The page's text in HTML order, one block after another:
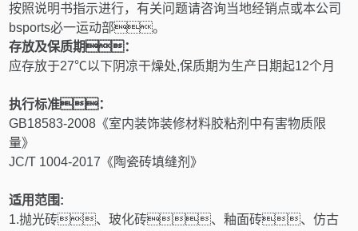
按照说明书指示进行，有关问题请咨询当地经销点或本公司
bsports必一运动部。
存放及保质期：
应存放于27℃以下阴凉干燥处,保质期为生产日期起12个月
执行标准：
GB18583-2008 《室内装饰装修材料胶粘剂中有害物质限
量》
JC/T 1004-2017 《陶瓷砖填缝剂》
适用范围:
1.抛光砖、玻化砖、釉面砖、仿古